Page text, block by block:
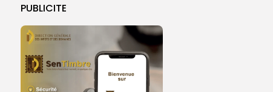
PUBLICITE